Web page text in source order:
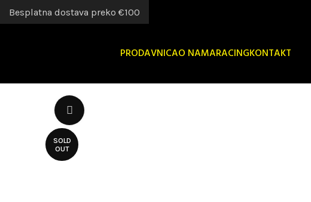
PRODAVNICAO NAMARACINGKONTAKT
SOLD
OUT
Besplatna dostava preko €100